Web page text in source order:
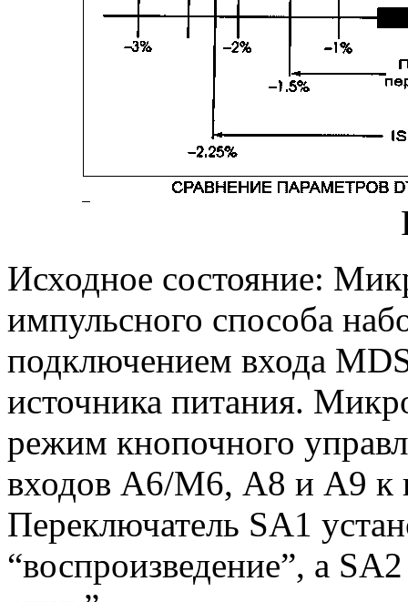
Исходное состояние:
импульсного способа
подключением входа
источника питания.
режим кнопочного
входов А6/М6, А8 и А9 к
Переключатель SA1
“воспроизведение”, а